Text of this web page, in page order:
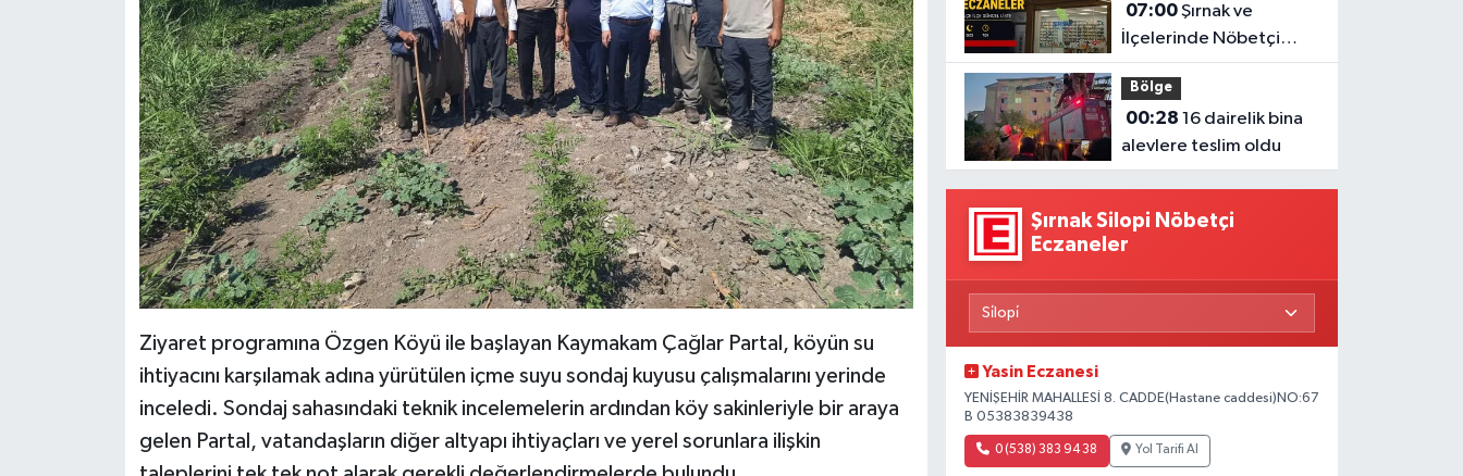
Ziyaret programına Özgen Köyü ile başlayan Kaymakam Çağlar Partal, köyün su
ihtiyacını karşılamak adına yürütülen içme suyu sondaj kuyusu çalışmalarını yerinde
inceledi. Sondaj sahasındaki teknik incelemelerin ardından köy sakinleriyle bir araya
gelen Partal, vatandaşların diğer altyapı ihtiyaçları ve yerel sorunlara ilişkin
07:00Şırnak ve
İlçelerinde Nöbetçi
Eczaneler Belli Oldu (8 -
9 Ağustos)
Bölge
00:28
alevlere teslim oldu
Şırnak Silopi Nöbetçi
Eczaneler
Yasin Eczanesi
YENİŞEHİR MAHALLESİ 8. CADDE(Hastane caddesi)NO:67
B 05383839438
0 (538) 383 94 38 Yol Tarifi Al